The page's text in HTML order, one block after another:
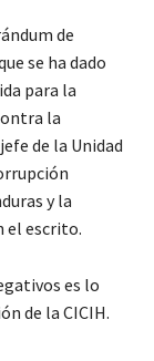
de
se ha dado
para la
la
de la Unidad
y la
el escrito.
es lo
de la CICIH.